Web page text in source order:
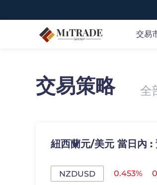
交易
交易全球市場
提供70+種交易產品，包括35+外
開戶
或 嘗試免費模擬賬戶
隨時隨地開啟交易
我們的產品支持多種下載和使用
蘋果商店
市場新聞和研究
隨時了解實時的市場觀點及機會，
教育概況
M1 TRADE 在交易過程的每個階
關於M1 TRADE
我們是值得信賴的在線交易提供商
開戶
或 嘗試免費模擬賬戶
交易策略 全
紐西蘭元/美元 當日內 :
NZDUSD 0.453%